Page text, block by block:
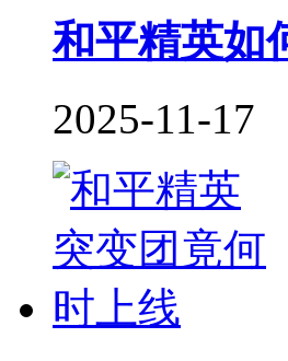
和平精英如
2025-11-17